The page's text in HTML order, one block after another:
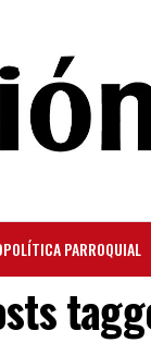
PARROQUIAL